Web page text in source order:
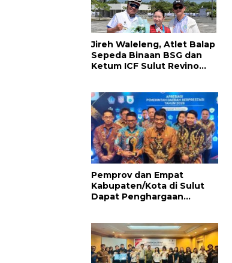
Jireh Waleleng, Atlet Balap
Sepeda Binaan BSG dan
Ketum ICF Sulut Revino
Pemprov dan Empat
Kabupaten/Kota di Sulut
Dapat Penghargaan